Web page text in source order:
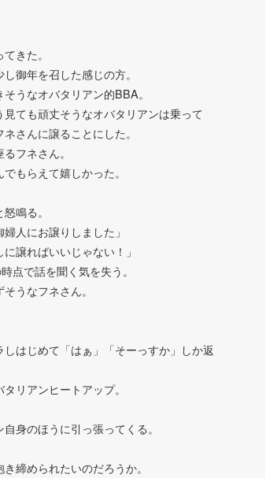
きた。
御年を召した感じの方。
うなオバタリアン的BBA。
ても頑丈そうなオバタリアンは乗って
さんに譲ることにした。
フネさん。
もらえて嬉しかった。
鳴る。
人にお譲りしました」
譲ればいいじゃない！」
点で話を聞く気を失う。
うなフネさん。
はじめて「はぁ」「そーっすか」しか返
リアンヒートアップ。
身のほうに引っ張ってくる。
締められたいのだろうか。